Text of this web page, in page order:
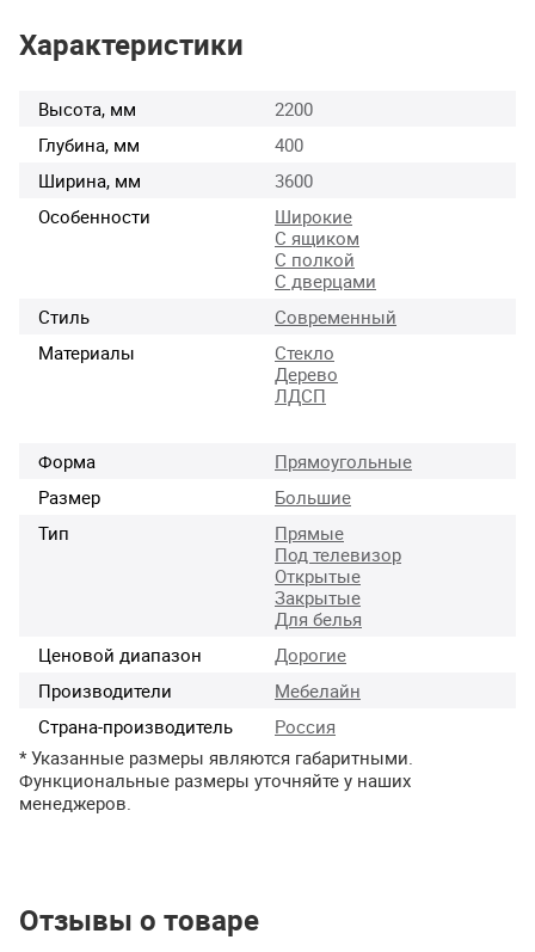
Характеристики
Высота, мм
2200
Глубина, мм
400
Ширина, мм
3600
Особенности
Широкие
С ящиком
С полкой
С дверцами
Стиль
Современный
Материалы
Стекло
Дерево
ЛДСП
Форма
Прямоугольные
Размер
Большие
Тип
Прямые
Под телевизор
Открытые
Закрытые
Для белья
Ценовой диапазон
Дорогие
Производители
Мебелайн
Страна-производитель
Россия
* Указанные размеры являются габаритными.
Функциональные размеры уточняйте у наших
менеджеров.
Отзывы о товаре